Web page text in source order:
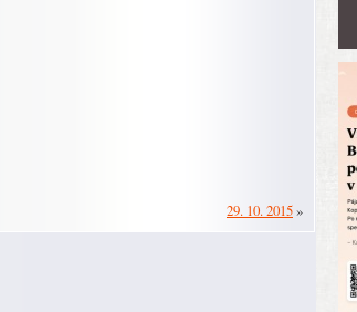
29. 10. 2015»